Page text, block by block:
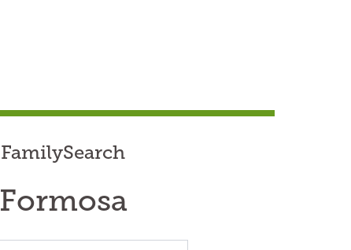
FamilySearch
Formosa